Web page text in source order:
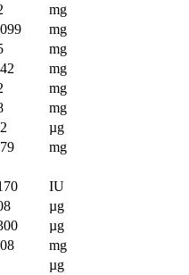
mg
mg
mg
mg
mg
mg
µg
mg
IU
µg
µg
mg
µg